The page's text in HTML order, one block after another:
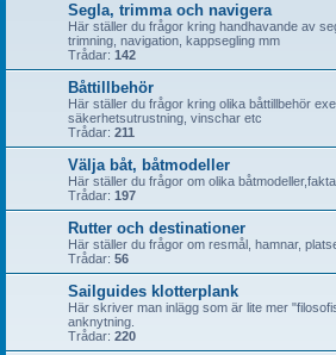
Segla, trimma och navigera
Här ställer du frågor kring handhavande av
trimning, navigation, kappsegling mm
Trådar: 142
Båttillbehör
Här ställer du frågor kring olika båttillbehör
säkerhetsutrustning, vinschar etc
Trådar: 211
Välja båt, båtmodeller
Här ställer du frågor om olika
Trådar: 197
Rutter och destinationer
Här ställer du frågor om resmål, hamnar,
Trådar: 56
Sailguides klotterplank
Här skriver man inlägg som är lite mer
anknytning.
Trådar: 220